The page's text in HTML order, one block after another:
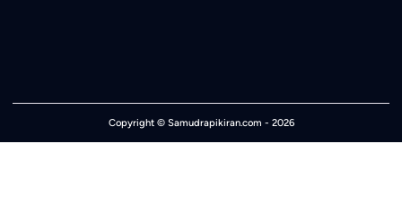
Copyright © Samudrapikiran.com - 2026